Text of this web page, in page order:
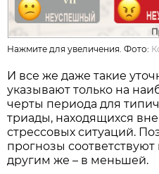
Нажмите для увеличения. Фото:
И все же даже такие
указывают только на
черты периода для
триады, находящихся
стрессовых ситуаций.
прогнозы
другим же – в меньшей.